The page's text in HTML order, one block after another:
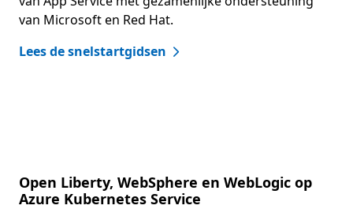
van Microsoft en Red Hat.
Lees de snelstartgidsen
Open Liberty, WebSphere en WebLogic op
Azure Kubernetes Service